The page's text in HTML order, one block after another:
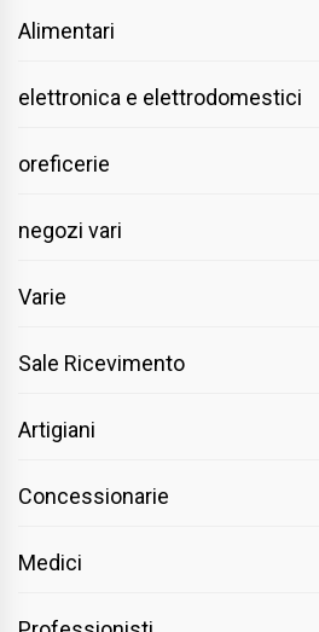
Alimentari
elettronica e elettrodomestici
oreficerie
negozi vari
Varie
Sale Ricevimento
Artigiani
Concessionarie
Medici